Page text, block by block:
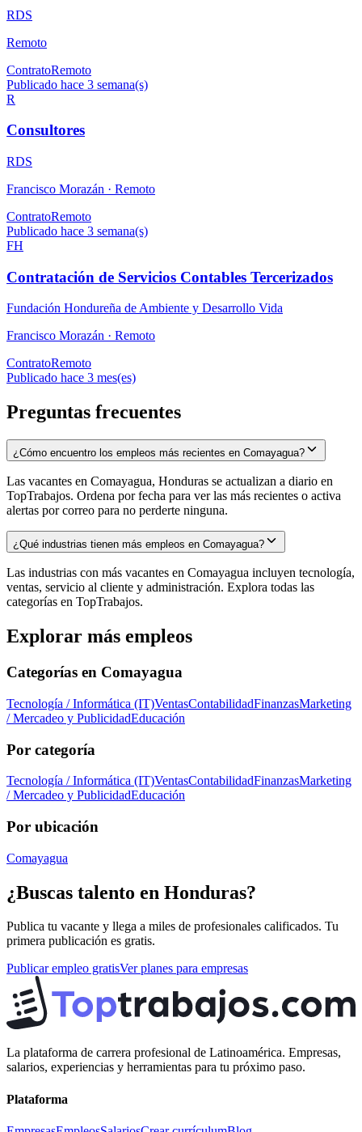
RDS
Remoto
ContratoRemoto
Publicado hace 3 semana(s)
R
Consultores
RDS
Francisco Morazán · Remoto
ContratoRemoto
Publicado hace 3 semana(s)
FH
Contratación de Servicios Contables Tercerizados
Fundación Hondureña de Ambiente y Desarrollo Vida
Francisco Morazán · Remoto
ContratoRemoto
Publicado hace 3 mes(es)
Preguntas frecuentes
¿Cómo encuentro los empleos más recientes en Comayagua?
Las vacantes en Comayagua, Honduras se actualizan a diario en
TopTrabajos. Ordena por fecha para ver las más recientes o activa
alertas por correo para no perderte ninguna.
¿Qué industrias tienen más empleos en Comayagua?
Las industrias con más vacantes en Comayagua incluyen tecnología,
ventas, servicio al cliente y administración. Explora todas las
categorías en TopTrabajos.
Explorar más empleos
Categorías en Comayagua
Tecnología / Informática (IT)VentasContabilidadFinanzasMarketing
/ Mercadeo y PublicidadEducación
Por categoría
Tecnología / Informática (IT)VentasContabilidadFinanzasMarketing
/ Mercadeo y PublicidadEducación
Por ubicación
Comayagua
¿Buscas talento en Honduras?
Publica tu vacante y llega a miles de profesionales calificados. Tu
primera publicación es gratis.
Publicar empleo gratisVer planes para empresas
La plataforma de carrera profesional de Latinoamérica. Empresas,
salarios, experiencias y herramientas para tu próximo paso.
Plataforma